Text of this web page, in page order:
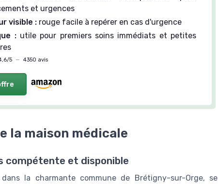
et urgences
visible : rouge facile à repérer en cas d'urgence
:utile pour premiers soins immédiats et petites
5 — 4350 avis
la maison médicale
compétente et disponible
la charmante commune de Brétigny-sur-Orge, se